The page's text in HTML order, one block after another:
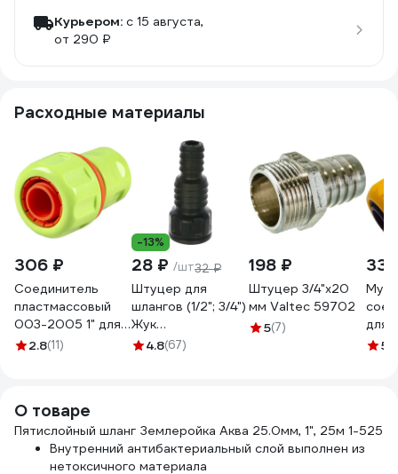
Курьером: c 15 августа,
от 290 ₽
Расходные материалы
306 ₽
Соединитель
пластмассовый
003-2005 1" для
шлангов FEONA
2.8(11)
-13%
28 ₽ /шт32 ₽
Штуцер для
шлангов (1/2"; 3/4")
Жук
4607156364411
4.8(67)
198 ₽
Штуцер 3/4"х20
мм Valtec 59702
5(7)
для
5
О товаре
Пятислойный шланг Землеройка Аква 25.0мм, 1", 25м 1-525
Внутренний антибактериальный слой выполнен из
нетоксичного материала